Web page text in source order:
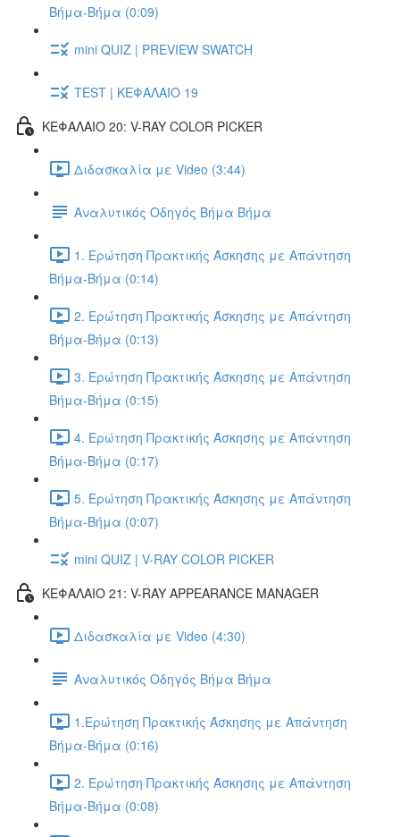
Βήμα-Βήμα (0:09)
mini QUIZ | PREVIEW SWATCH
TEST | ΚΕΦΑΛΑΙΟ 19
ΚΕΦΑΛΑΙΟ 20: V-RAY COLOR PICKER
Διδασκαλία με Video (3:44)
Αναλυτικός Οδηγός Βήμα Βήμα
1. Ερώτηση Πρακτικής Άσκησης με Απάντηση
Βήμα-Βήμα (0:14)
2. Ερώτηση Πρακτικής Άσκησης με Απάντηση
Βήμα-Βήμα (0:13)
3. Ερώτηση Πρακτικής Άσκησης με Απάντηση
Βήμα-Βήμα (0:15)
4. Ερώτηση Πρακτικής Άσκησης με Απάντηση
Βήμα-Βήμα (0:17)
5. Ερώτηση Πρακτικής Άσκησης με Απάντηση
Βήμα-Βήμα (0:07)
mini QUIZ | V-RAY COLOR PICKER
ΚΕΦΑΛΑΙΟ 21: V-RAY APPEARANCE MANAGER
Διδασκαλία με Video (4:30)
Αναλυτικός Οδηγός Βήμα Βήμα
1.Ερώτηση Πρακτικής Άσκησης με Απάντηση
Βήμα-Βήμα (0:16)
2. Ερώτηση Πρακτικής Άσκησης με Απάντηση
Βήμα-Βήμα (0:08)